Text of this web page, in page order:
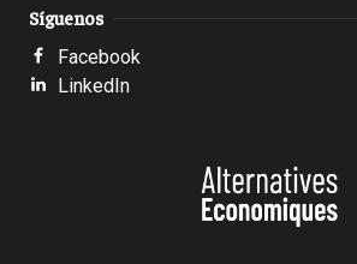
Síguenos
Facebook
LinkedIn